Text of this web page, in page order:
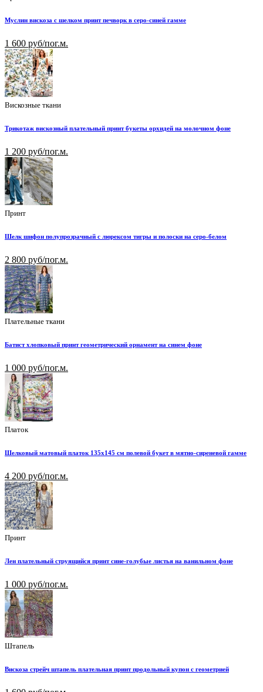
Муслин вискоза с шелком принт печворк в серо-синей гамме
1 600 руб/пог.м.
Вискозные ткани
Трикотаж вискозный плательный принт букеты орхидей на молочном фоне
1 200 руб/пог.м.
Принт
Шелк шифон полупрозрачный с люрексом тигры и полоски на серо-белом
2 800 руб/пог.м.
Плательные ткани
Батист хлопковый принт геометрический орнамент на синем фоне
1 000 руб/пог.м.
Платок
Шелковый матовый платок 135х145 см полевой букет в мятно-сиреневой гамме
4 200 руб/пог.м.
Принт
Лен плательный струящийся принт сине-голубые листья на ванильном фоне
1 000 руб/пог.м.
Штапель
Вискоза стрейч штапель плательная принт продольный купон с геометрией